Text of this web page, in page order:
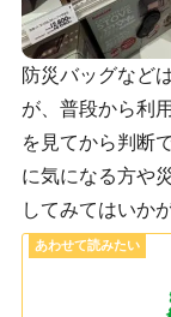
防災バッグなど
が、普段から利
を見てから判断
に気になる方や
してみてはいか